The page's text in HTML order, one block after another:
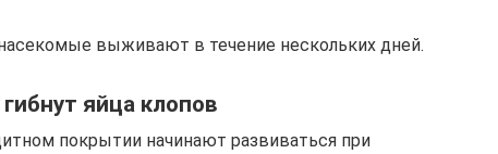
выживают в течение нескольких дней.
яйца клопов
покрытии начинают развиваться при